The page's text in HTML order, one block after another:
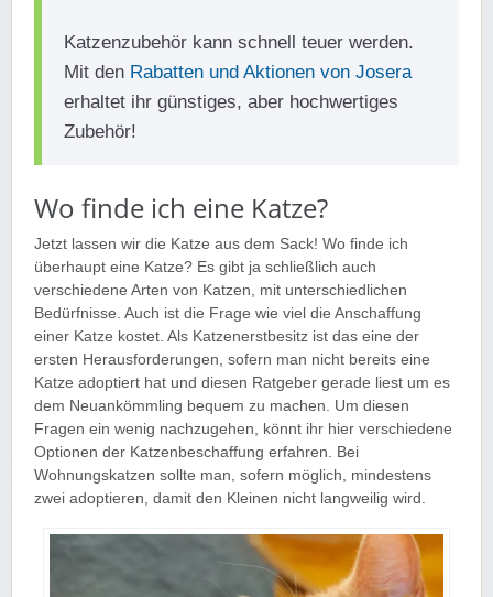
Katzenzubehör kann schnell teuer werden.
Mit den Rabatten und Aktionen von Josera
erhaltet ihr günstiges, aber hochwertiges
Zubehör!
Wo finde ich eine Katze?
Jetzt lassen wir die Katze aus dem Sack! Wo finde ich
überhaupt eine Katze? Es gibt ja schließlich auch
verschiedene Arten von Katzen, mit unterschiedlichen
Bedürfnisse. Auch ist die Frage wie viel die Anschaffung
einer Katze kostet. Als Katzenerstbesitz ist das eine der
ersten Herausforderungen, sofern man nicht bereits eine
Katze adoptiert hat und diesen Ratgeber gerade liest um es
dem Neuankömmling bequem zu machen. Um diesen
Fragen ein wenig nachzugehen, könnt ihr hier verschiedene
Optionen der Katzenbeschaffung erfahren. Bei
Wohnungskatzen sollte man, sofern möglich, mindestens
zwei adoptieren, damit den Kleinen nicht langweilig wird.